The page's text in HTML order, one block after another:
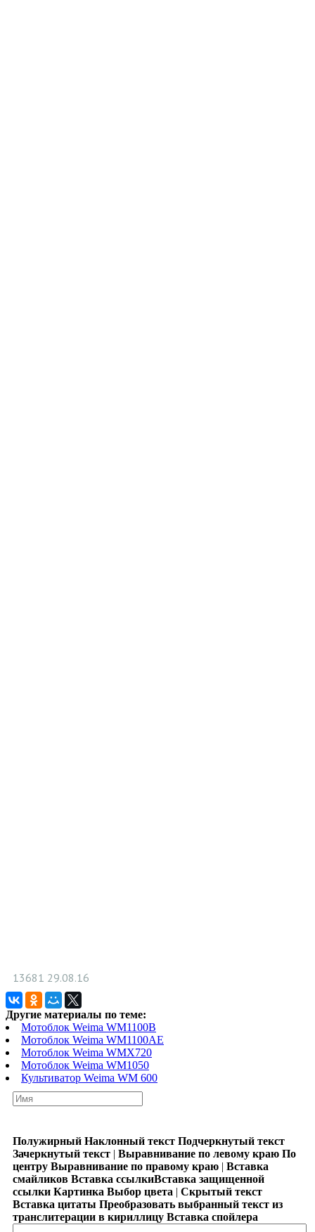
13681 29.08.16
Другие материалы по теме:
Мотоблок Weima WM1100B
Мотоблок Weima WM1100AE
Мотоблок Weima WMX720
Мотоблок Weima WM1050
Культиватор Weima WM 600
Полужирный Наклонный текст Подчеркнутый текст
Зачеркнутый текст | Выравнивание по левому краю По
центру Выравнивание по правому краю | Вставка
смайликов Вставка ссылкиВставка защищенной
ссылки Картинка Выбор цвета | Скрытый текст
Вставка цитаты Преобразовать выбранный текст из
транслитерации в кириллицу Вставка спойлера